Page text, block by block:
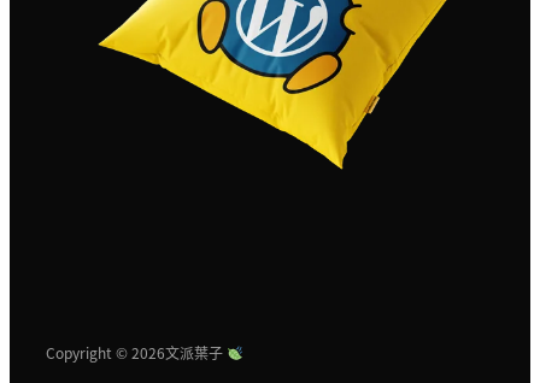
Copyright © 2026文派葉子